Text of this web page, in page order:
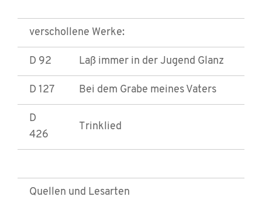
verschollene Werke:
D 92 Laß immer in der Jugend Glanz
D 127 Bei dem Grabe meines Vaters
D
426
Trinklied
Quellen und Lesarten